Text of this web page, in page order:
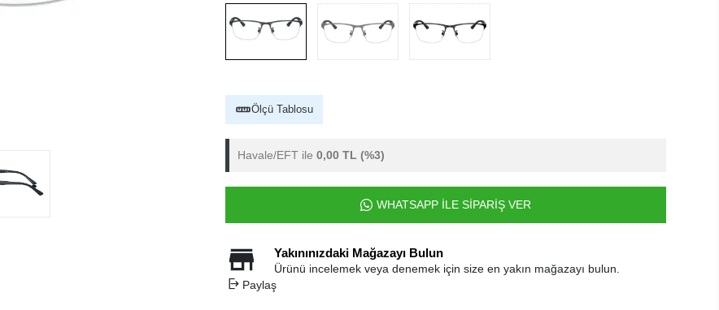
Ölçü Tablosu
Havale/EFT ile 0,00 TL (%3)
WHATSAPP İLE SİPARİŞ VER
Yakınınızdaki Mağazayı Bulun
Ürünü incelemek veya denemek için size en yakın mağazayı bulun.
Paylaş